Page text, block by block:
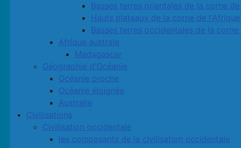
Basses terres orientales de la corne
Hauts plateaux de la corne de l'Afrique
Basses terres occidentales de la
Afrique australe
Madagascar
Géographie d'Océanie
Océanie proche
Océanie éloignée
Australie
Civilisations
Civilisation occidentale
les composants de la civilisation occidentale